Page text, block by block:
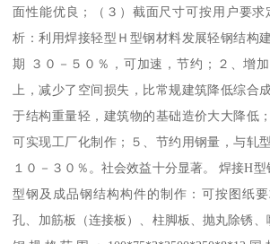
面性能优良；（３）截面尺寸可按用户要
析：利用焊接轻型Ｈ型钢材料发展轻钢结构
期 ３０－５０％，可加速，节约；２、增
上，减少了空间损失，比常规建筑降低综合
于结构重量轻，建筑物的基础造价大大降低
可实现工厂化制作；５、节约用钢量，与轧
１０－３０％。社会效益十分显著。 焊接H
型钢及成品钢结构构件的制作：可按图纸
孔、加筋板（连接板）、柱脚板、抛丸除锈